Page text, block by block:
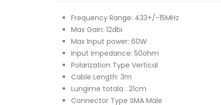
Frequency Range: 433+/-15MHz
Max Gain: 12dbi
Max Input power: 60W
Input Impedance: 50ohm
Polarization Type Vertical
Cable Length: 3m
Lungime totala : 21cm
Connector Type SMA Male